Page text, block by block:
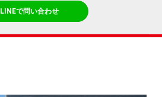
LINEで問い合わせ